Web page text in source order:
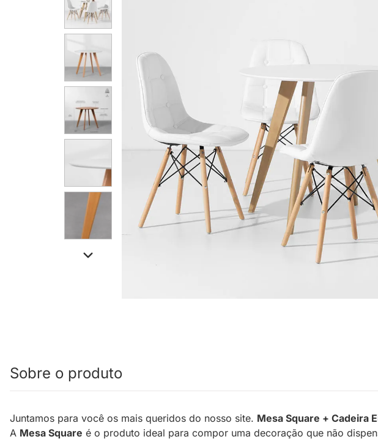
Sobre o produto
Juntamos para você os mais queridos do nosso site. Mesa Square + Cadeira
A Mesa Square é o produto ideal para compor uma decoração que não